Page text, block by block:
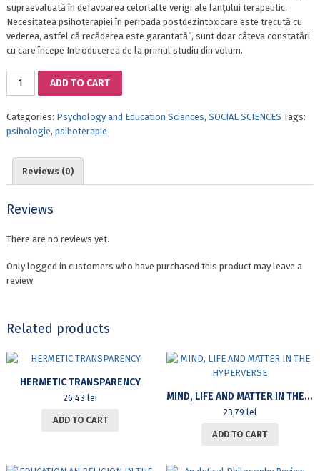
supraevaluată în defavoarea celorlalte verigi ale lanțului terapeutic.
Necesitatea psihoterapiei în perioada postdezintoxicare este trecută cu
vederea, astfel că recăderea este garantată”, sunt doar câteva constatări
cu care începe Introducerea de la primul studiu din volum.
VALIDATION
APPLICATIVE
RESEARCHES
AND
PSYCHOTHERAPY
education,
and
clinical
Applications
the
therapy,
children,
ADD TO CART
Categories: Psychology and Education Sciences, SOCIAL SCIENCES Tags:
psihologie, psihoterapie
Reviews (0)
Reviews
There are no reviews yet.
Only logged in customers who have purchased this product may leave a
review.
Related products
HERMETIC TRANSPARENCY
26,43lei
ADD TO CART
MIND, LIFE AND MATTER IN THE HYPERVERSE
23,79lei
ADD TO CART